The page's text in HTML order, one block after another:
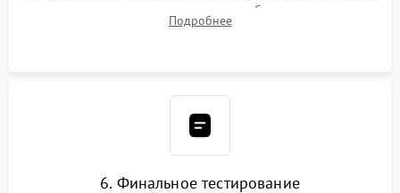
программным или механическим способом для устранения
бэк
Подробнее
6. Финальное тестирование